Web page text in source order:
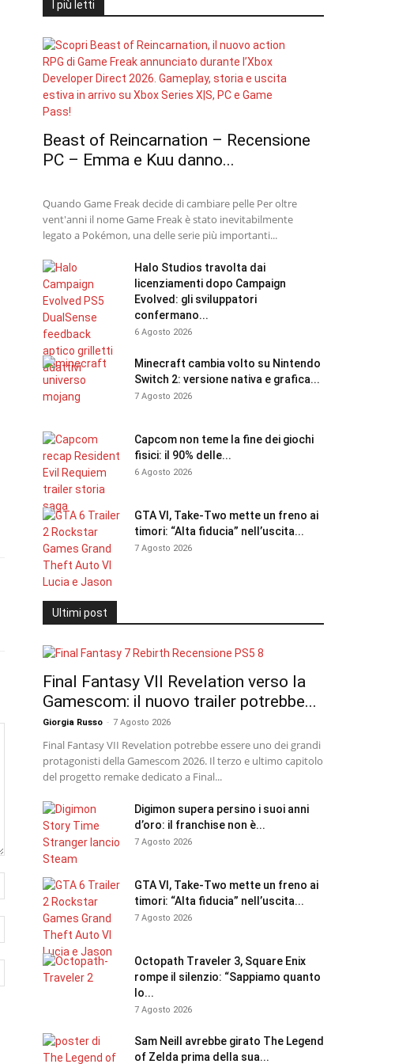
I più letti
Beast of Reincarnation – Recensione
PC – Emma e Kuu danno...
Quando Game Freak decide di cambiare pelle Per oltre
vent'anni il nome Game Freak è stato inevitabilmente
legato a Pokémon, una delle serie più importanti...
Halo Studios travolta dai
licenziamenti dopo Campaign
Evolved: gli sviluppatori
confermano...
6 Agosto 2026
Minecraft cambia volto su Nintendo
Switch 2: versione nativa e grafica...
7 Agosto 2026
Capcom non teme la fine dei giochi
fisici: il 90% delle...
6 Agosto 2026
GTA VI, Take-Two mette un freno ai
timori: “Alta fiducia” nell’uscita...
7 Agosto 2026
Ultimi post
Final Fantasy VII Revelation verso la
Gamescom: il nuovo trailer potrebbe...
Giorgia Russo - 7 Agosto 2026
Final Fantasy VII Revelation potrebbe essere uno dei grandi
protagonisti della Gamescom 2026. Il terzo e ultimo capitolo
del progetto remake dedicato a Final...
Digimon supera persino i suoi anni
d’oro: il franchise non è...
7 Agosto 2026
GTA VI, Take-Two mette un freno ai
timori: “Alta fiducia” nell’uscita...
7 Agosto 2026
Octopath Traveler 3, Square Enix
rompe il silenzio: “Sappiamo quanto
lo...
7 Agosto 2026
Sam Neill avrebbe girato The Legend
of Zelda prima della sua...